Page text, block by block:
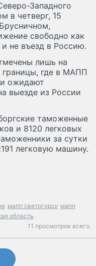
Западного
в четверг, 15
свободно как
не въезд в Россию.
лишь на
границы, где в МАПП
ожидают
выезде из России
таможенные
и 8120 легковых
за сутки
легковую машину.
мапп светогорск мапп
область
11 просмотров всего.